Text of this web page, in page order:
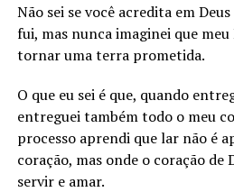
Não sei se você acredita em
fui, mas nunca imaginei que
tornar uma terra prometida.
O que eu sei é que, quando
entreguei também todo o meu
processo aprendi que lar não é
coração, mas onde o coração de
servir e amar.